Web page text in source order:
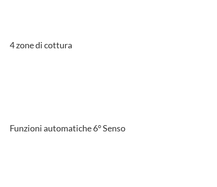
4 zone di cottura
Funzioni automatiche 6° Senso